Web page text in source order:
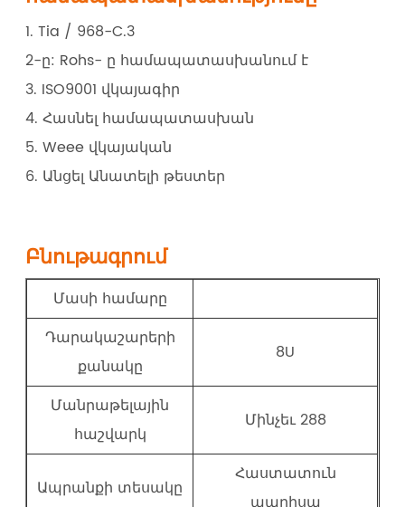
1. Tia / 968-C.3
2-ը: Rohs- ը համապատասխանում է
3. ISO9001 վկայագիր
4. Հասնել համապատասխան
5. Weee վկայական
6. Անցել Անատելի թեստեր
Բնութագրում
Մասի համարը
Դարակաշարերի
քանակը
8U
Մանրաթելային
հաշվարկ
Մինչեւ 288
Ապրանքի տեսակը
Հաստատուն